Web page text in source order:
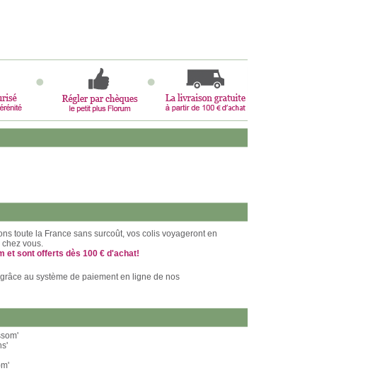
toute la France sans surcoût, vos colis voyageront en
vous.
et sont offerts dès 100 € d'achat!
au système de paiement en ligne de nos